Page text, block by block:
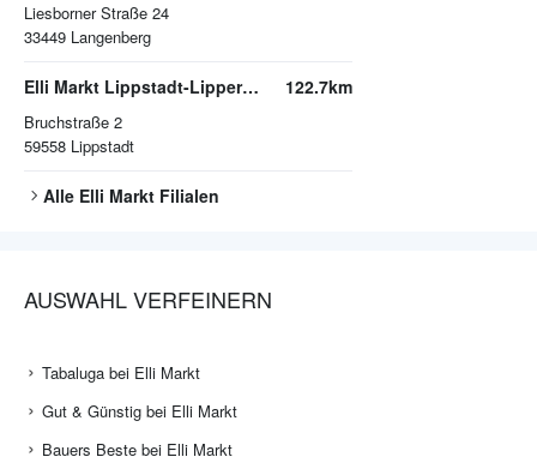
Liesborner Straße 24
33449 Langenberg
Elli Markt Lippstadt-Lipperode
Bruchstraße 2
59558 Lippstadt
122.7km
Alle Elli Markt Filialen
AUSWAHL VERFEINERN
Tabaluga bei Elli Markt
Gut & Günstig bei Elli Markt
Bauers Beste bei Elli Markt